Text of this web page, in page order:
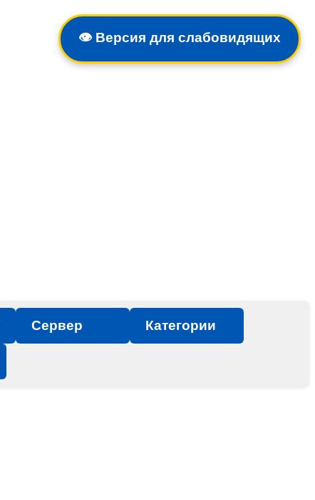
👁️ Версия для слабовидящих
Сервер Категории